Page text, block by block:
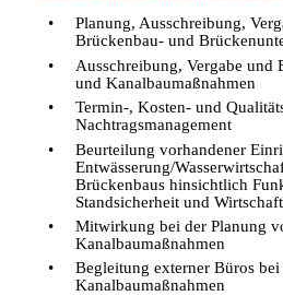
Planung, Ausschreibung,
Brückenbau- und
Ausschreibung, Vergabe und
und Kanalbaumaßnahmen
Termin-, Kosten- und
Nachtragsmanagement
Beurteilung vorhandener
Entwässerung/
Brückenbaus hinsichtlich
Standsicherheit und
Mitwirkung bei der Planung
Kanalbaumaßnahmen
Begleitung externer Büros
Kanalbaumaßnahmen